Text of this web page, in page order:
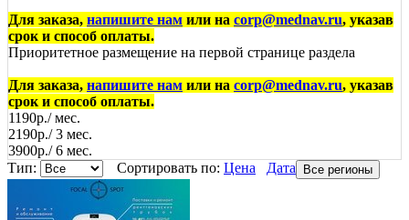
Для заказа, напишите нам или на corp@mednav.ru, указав
срок и способ оплаты.
Приоритетное размещение на первой странице раздела
Для заказа, напишите нам или на corp@mednav.ru, указав
срок и способ оплаты.
1190р./ мес.
2190р./ 3 мес.
3900р./ 6 мес.
Тип:
Сортировать по: Цена Дата Все регионы